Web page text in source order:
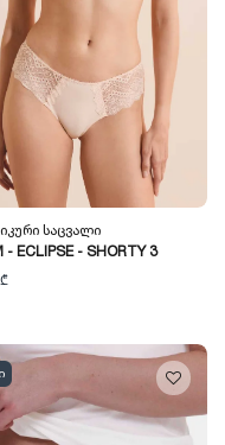
Საცვალი
- ECLIPSE - SHORTY 3